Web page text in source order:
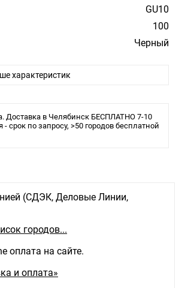
GU10
100
Черный
20
Светильник спот
характеристик
Доставка в Челябинск БЕСПЛАТНО 7-10
срок по запросу, >50 городов бесплатной
(СДЭК, Деловые Линии,
городов...
оплата на сайте.
и оплата»